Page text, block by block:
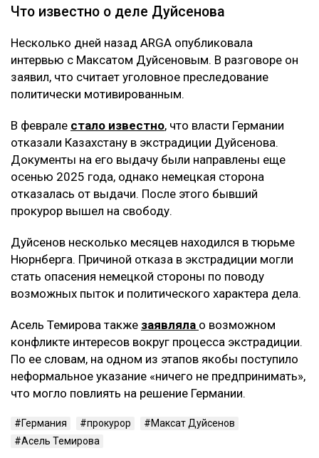
Что известно о деле Дуйсенова
Несколько дней назад ARGA опубликовала
интервью с Максатом Дуйсеновым. В разговоре он
заявил, что считает уголовное преследование
политически мотивированным.
В феврале стало известно, что власти Германии
отказали Казахстану в экстрадиции Дуйсенова.
Документы на его выдачу были направлены еще
осенью 2025 года, однако немецкая сторона
отказалась от выдачи. После этого бывший
прокурор вышел на свободу.
Дуйсенов несколько месяцев находился в тюрьме
Нюрнберга. Причиной отказа в экстрадиции могли
стать опасения немецкой стороны по поводу
возможных пыток и политического характера дела.
Асель Темирова также заявляла о возможном
конфликте интересов вокруг процесса экстрадиции.
По ее словам, на одном из этапов якобы поступило
неформальное указание «ничего не предпринимать»,
что могло повлиять на решение Германии.
Германия прокурор
Максат Дуйсенов
Асель Темирова